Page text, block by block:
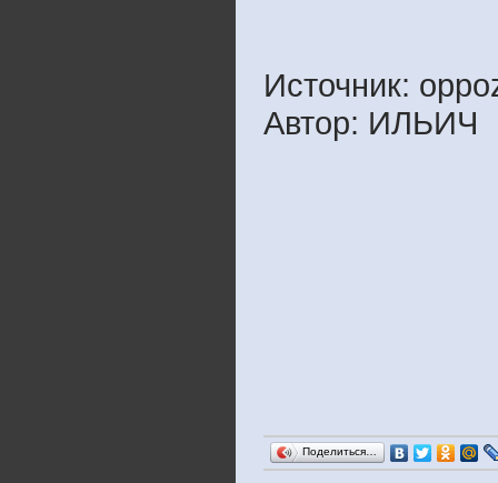
Источник:
Автор: ИЛЬИЧ
Поделиться…